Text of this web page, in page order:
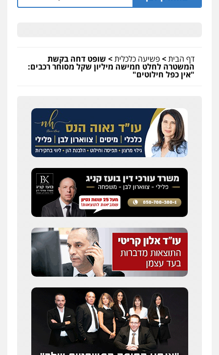
דף הבית>פשיעה כלכלית> שופט דחה בקשת
המשטרה לחלט חמישה מיליון שקל מסוחר רכבים:
"אין כפל חילוטים"